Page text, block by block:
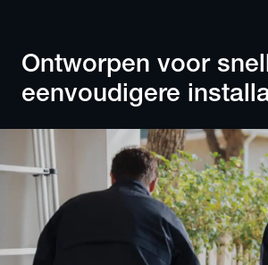
Ontworpen voor
eenvoudigere